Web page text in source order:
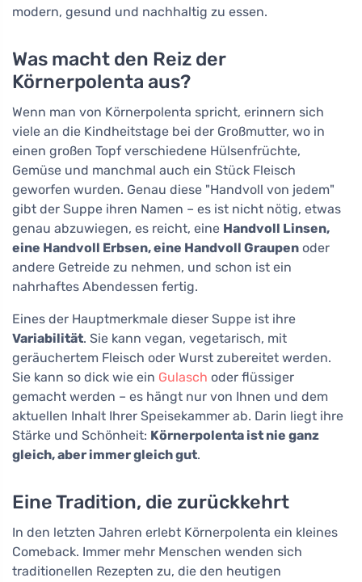
modern, gesund und nachhaltig zu essen.
Was macht den Reiz der
Körnerpolenta aus?
Wenn man von Körnerpolenta spricht, erinnern sich
viele an die Kindheitstage bei der Großmutter, wo in
einen großen Topf verschiedene Hülsenfrüchte,
Gemüse und manchmal auch ein Stück Fleisch
geworfen wurden. Genau diese "Handvoll von jedem"
gibt der Suppe ihren Namen – es ist nicht nötig, etwas
genau abzuwiegen, es reicht, eine Handvoll Linsen,
eine Handvoll Erbsen, eine Handvoll Graupen oder
andere Getreide zu nehmen, und schon ist ein
nahrhaftes Abendessen fertig.
Eines der Hauptmerkmale dieser Suppe ist ihre
Variabilität. Sie kann vegan, vegetarisch, mit
geräuchertem Fleisch oder Wurst zubereitet werden.
Sie kann so dick wie ein Gulasch oder flüssiger
gemacht werden – es hängt nur von Ihnen und dem
aktuellen Inhalt Ihrer Speisekammer ab. Darin liegt ihre
Stärke und Schönheit: Körnerpolenta ist nie ganz
gleich, aber immer gleich gut.
Eine Tradition, die zurückkehrt
In den letzten Jahren erlebt Körnerpolenta ein kleines
Comeback. Immer mehr Menschen wenden sich
traditionellen Rezepten zu, die den heutigen